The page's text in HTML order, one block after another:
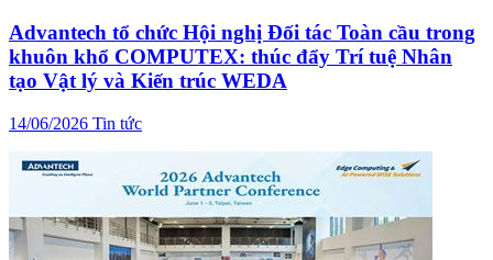
Advantech tổ chức Hội nghị Đối tác Toàn cầu trong
khuôn khổ COMPUTEX: thúc đẩy Trí tuệ Nhân
tạo Vật lý và Kiến trúc WEDA
14/06/2026 Tin tức